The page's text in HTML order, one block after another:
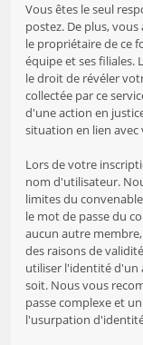
Vous êtes le seul
postez. De plus,
le propriétaire de ce
équipe et ses filiales.
le droit de révéler
collectée par ce
d'une action en
situation en lien
Lors de votre
nom d'utilisateur.
limites du
le mot de passe du
aucun autre
des raisons de
utiliser l'identité d'un
soit. Nous vous
passe complexe et
l'usurpation